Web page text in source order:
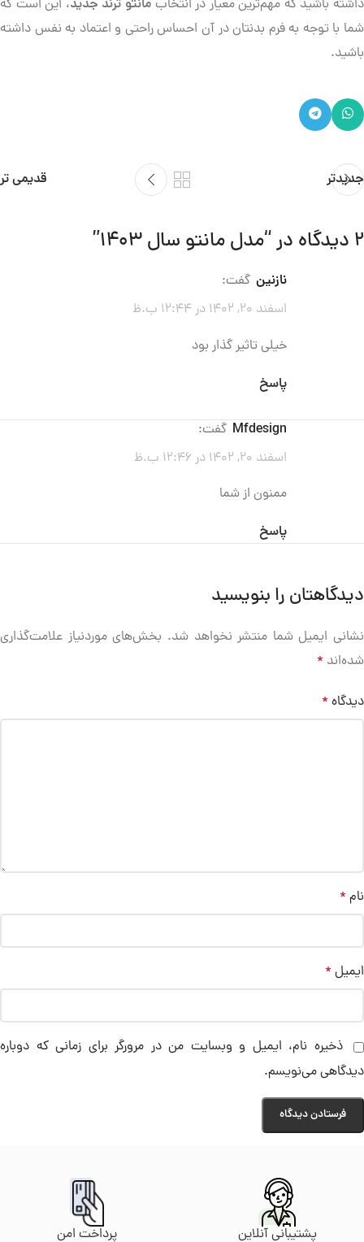
داشته باشید که مهم‌ترین معیار در انتخابمانتو ترند جدید، این است که
شما با توجه به فرم بدنتان در آن احساس راحتی و اعتماد به نفس داشته
باشید.
جدیدتر قدیمی تر
2 دیدگاه در “ مدل مانتو سال ۱۴۰۳ ”
نازنین گفت:
اسفند 20, 1402 در 12:44 ب.ظ
خیلی تاثیر گذار بود
پاسخ
mfdesign
گفت:
اسفند 20, 1402 در 12:46 ب.ظ
ممنون از شما
پاسخ
دیدگاهتان را بنویسید
نشانی ایمیل شما منتشر نخواهد شد. بخش‌های موردنیاز علامت‌گذاری
شده‌اند *
دیدگاه *
نام *
ایمیل *
ذخیره نام، ایمیل و وبسایت من در مرورگر برای زمانی که دوباره
دیدگاهی می‌نویسم.
پشتیبانی آنلاین پرداخت امن